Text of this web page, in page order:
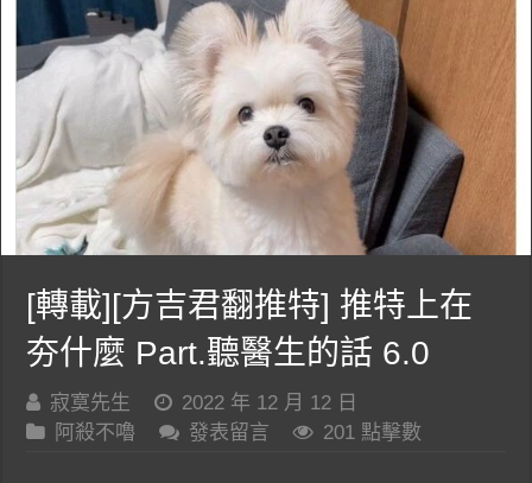
[轉載][方吉君翻推特] 推特上在
夯什麼 Part.聽醫生的話 6.0
寂寞先生
2022 年 12 月 12 日
阿殺不嚕
發表留言 201 點擊數